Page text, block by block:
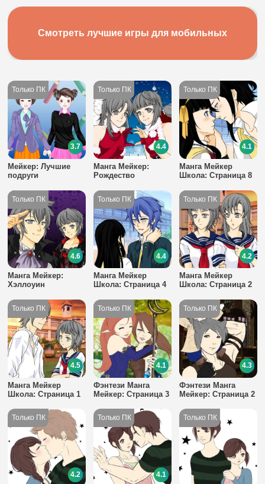
Мейкер: Лучшие
подруги
3.7
Манга Мейкер:
Рождество
4.4
Манга Мейкер
Школа: Страница 8
4.1
Манга Мейкер:
Хэллоуин
4.6
Манга Мейкер
Школа: Страница 4
4.4
Манга Мейкер
Школа: Страница 2
4.2
Манга Мейкер
Школа: Страница 1
4.5
Фэнтези Манга
Мейкер: Страница 3
4.1
Фэнтези Манга
Мейкер: Страница 2
4.3
4.2 4.1
Смотреть лучшие игры для мобильных